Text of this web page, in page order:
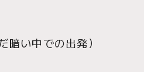
暗い中での出発）